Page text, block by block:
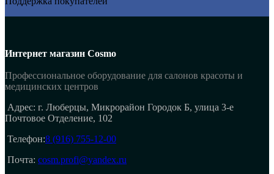
Интернет магазин Cosmo
Профессиональное оборудование для салонов красоты и
медицинских центров
Адрес: г. Люберцы, Микрорайон Городок Б, улица 3-е
Почтовое Отделение, 102
Телефон:8 (916) 755-12-00
Почта: cosm.profi@yandex.ru